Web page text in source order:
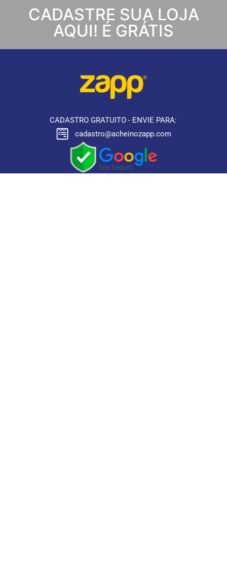
CADASTRE SUA LOJA
AQUI! É GRÁTIS
CADASTRO GRATUITO - ENVIE PARA:
cadastro@acheinozapp.com